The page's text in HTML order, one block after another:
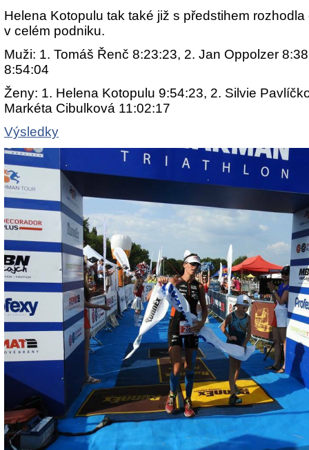
Helena Kotopulu tak také již s předstihem
v celém podniku.
Muži: 1. Tomáš Řenč 8:23:23, 2. Jan Oppolzer
8:54:04
Ženy: 1. Helena Kotopulu 9:54:23, 2. Silvie
Markéta Cibulková 11:02:17
Výsledky